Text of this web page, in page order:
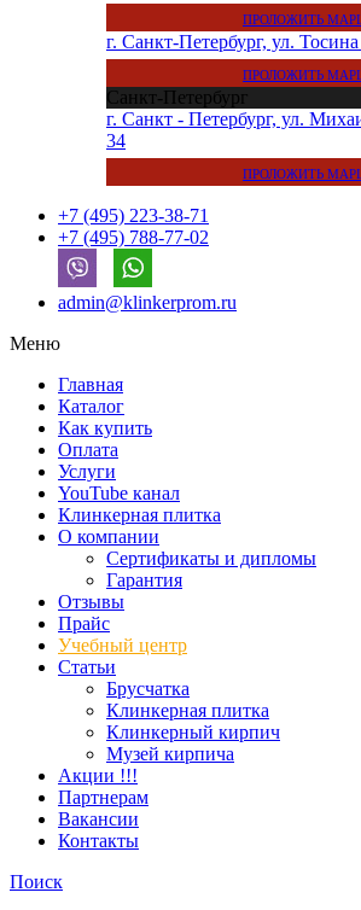
ПРОЛОЖИТЬ
г. Санкт-Петербург, ул. Тосина
ПРОЛОЖИТЬ
Санкт-Петербург
г. Санкт - Петербург, ул.
34
ПРОЛОЖИТЬ
+7 (495) 223-38-71
+7 (495) 788-77-02
admin@klinkerprom.ru
Меню
Главная
Каталог
Как купить
Оплата
Услуги
YouTube канал
Клинкерная плитка
О компании
Сертификаты и дипломы
Гарантия
Отзывы
Прайс
Учебный центр
Статьи
Брусчатка
Клинкерная плитка
Клинкерный кирпич
Музей кирпича
Акции !!!
Партнерам
Вакансии
Контакты
Поиск